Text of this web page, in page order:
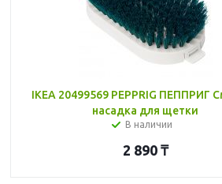
IKEA 20499569 PEPPRIG ПЕППРИГ
насадка для щетки
В наличии
2 890₸